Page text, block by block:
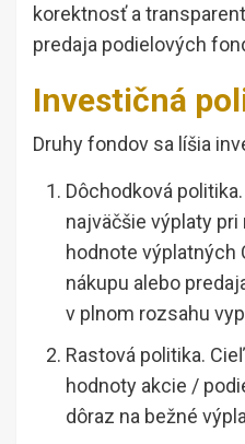
korektnosť a
predaja podielových
Investičná
Druhy fondov sa líšia
Dôchodková
najväčšie výplaty
hodnote výplatných
nákupu alebo
v plnom rozsahu
Rastová politika.
hodnoty akcie /
dôraz na bežné